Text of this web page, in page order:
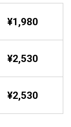
¥1,980
¥2,530
¥2,530